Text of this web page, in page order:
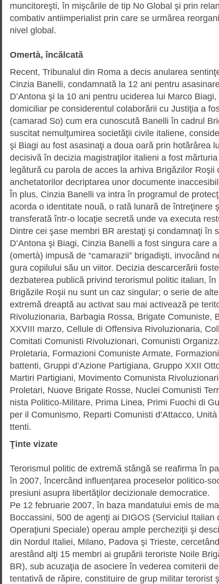
muncitoreşti, în mişcările de tip No Global şi prin
combativ anti­im­perialist prin care se urmărea
nivel global.
Omertà, încălcată
Recent, Tribunalul din Roma a decis anularea
Cinzia Banelli, condamnată la 12 ani pentru
D’Antona şi la 10 ani pentru uciderea lui Marco
domiciliar pe considerentul colaborării cu Justiţia a
(camarad So) cum era cunoscută Banelli în cadrul
suscitat nemulţumirea societăţii civile italiene,
şi Biagi au fost asasinaţi a doua oară prin hotărârea
decisivă în decizia magistraţilor italieni a fost
legătură cu parola de acces la arhiva Brigăzilor Roşii
anchetatorilor decriptarea unor documente
În plus, Cinzia Banelli va intra în programul de
acorda o identitate nouă, o rată lunară de întreţinere
transferată într-o locaţie secretă unde va executa
Dintre cei şase membri BR arestaţi şi condamnaţi în
D’Antona şi Biagi, Cinzia Banelli a fost singura care
(omertà) impusă de “camarazii” briga­dişti, invocând
gura copilului său un viitor. Decizia descar­cerării
dezbaterea publică privind teroris­mul politic italian,
Brigăzile Roşii nu sunt un caz singular; o serie de
extremă dreaptă au activat sau mai activează pe
Rivoluzionaria, Barbagia Rossa, Bri­ga­te Comuniste,
XXVIII marzo, Cellule di Offensiva Rivolu­zionaria,
Comitati Comunisti Rivoluzionari, Comu­nisti
Proletaria, Formazioni Comuniste Armate,
battenti, Gruppi d’Azione Partigiana, Gru­ppo XXII
Martiri Partigiani, Movimento Comu­nis­ta
Proletari, Nuove Brigate Rosse, Nuclei Comunisti
nis­ta Politico-Militare, Prima Linea, Primi Fuochi di
per il Comunismo, Reparti Comunisti d’Attacco,
ttenti.
Ţinte vizate
Terorismul politic de extremă stângă se reafirma în
în 2007, încercând influenţarea proceselor politico-
presiuni asupra libertăţilor decizionale democratice.
Pe 12 februarie 2007, în baza mandatului emis de
Boccassini, 500 de agenţi ai DIGOS (Serviciul Italian
Operaţiuni Speciale) operau ample percheziţii şi
din Nordul Italiei, Milano, Padova şi Trieste,
arestând alţi 15 membri ai grupării teroriste Noile
BR), sub acuzaţia de asociere în vederea comiterii
tentativă de răpire, constituire de grup militar terorist